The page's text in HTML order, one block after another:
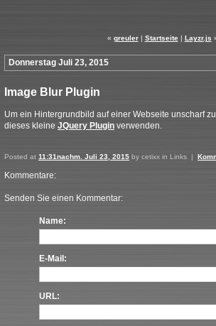
« greuler| Startseite| Layzr.js
Donnerstag Juli 23, 2015
Image Blur Plugin
Um ein Hintergrundbild auf einer Webseite unscharf
dieses kleine JQuery Plugin verwenden.
Posted at 11:31nachm. Juli 23, 2015 by cetixx in Links |
Kommentare:
Senden Sie einen Kommentar:
Name:
E-Mail:
URL: